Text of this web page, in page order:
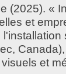
(2025). «
et
et